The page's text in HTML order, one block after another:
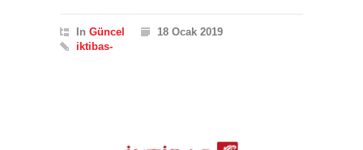
In Güncel
18 Ocak 2019
iktibas-